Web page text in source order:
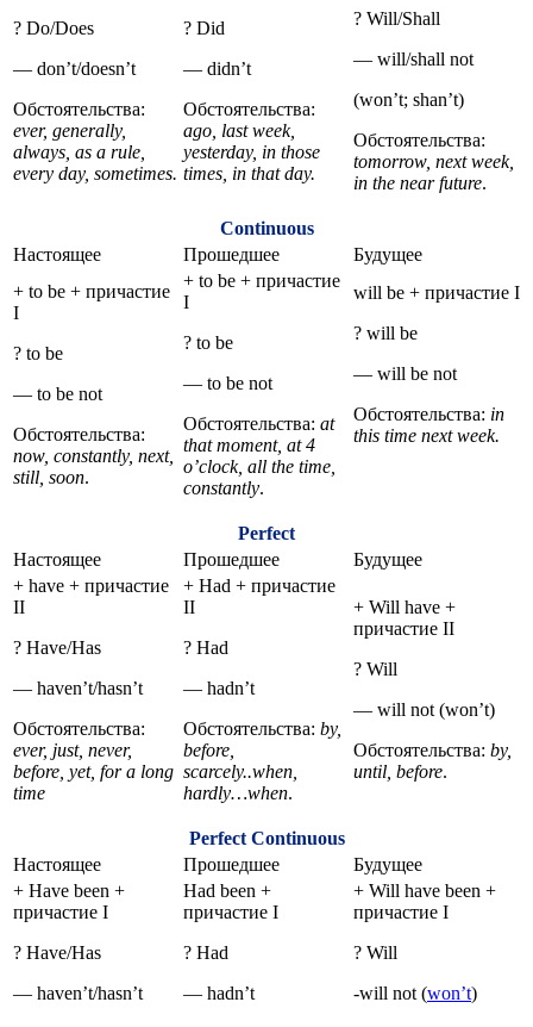
? Do/Does
— don’t/doesn’t
Обстоятельства:
ever, generally,
always, as a rule,
every day, sometimes.
? Did
— didn’t
Обстоятельства:
ago, last week,
yesterday, in those
times, in that day.
? Will/Shall
— will/shall not
(won’t; shan’t)
Обстоятельства:
tomorrow, next week,
in the near future.
Continuous
Настоящее
Прошедшее
Будущее
+ to be + причастие
I
? to be
— to be not
Обстоятельства:
now, constantly, next,
still, soon.
+ to be + причастие
I
? to be
— to be not
Обстоятельства: at
that moment, at 4
o’clock, all the time,
constantly.
will be + причастие I
? will be
— will be not
Обстоятельства: in
this time next week.
Perfect
Настоящее
Прошедшее
Будущее
+ have + причастие
II
? Have/Has
— haven’t/hasn’t
Обстоятельства:
ever, just, never,
before, yet, for a long
time
+ Had + причастие
II
? Had
— hadn’t
Обстоятельства: by,
before,
scarcely..when,
hardly…when.
+ Will have +
причастие II
? Will
— will not (won’t)
Обстоятельства: by,
until, before.
PerfectContinuous
Настоящее
Прошедшее
Будущее
+ Have been +
причастие I
? Have/Has
— haven’t/hasn’t
Had been +
причастие I
? Had
— hadn’t
+ Will have been +
причастие I
? Will
-will not (won’t)